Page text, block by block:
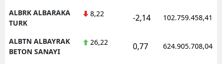
ALBRK ALBARAKA
TURK
8,22 -2,14 102.759.458,41
ALBTN ALBAYRAK
BETON SANAYI
26,22 0,77 624.905.708,04